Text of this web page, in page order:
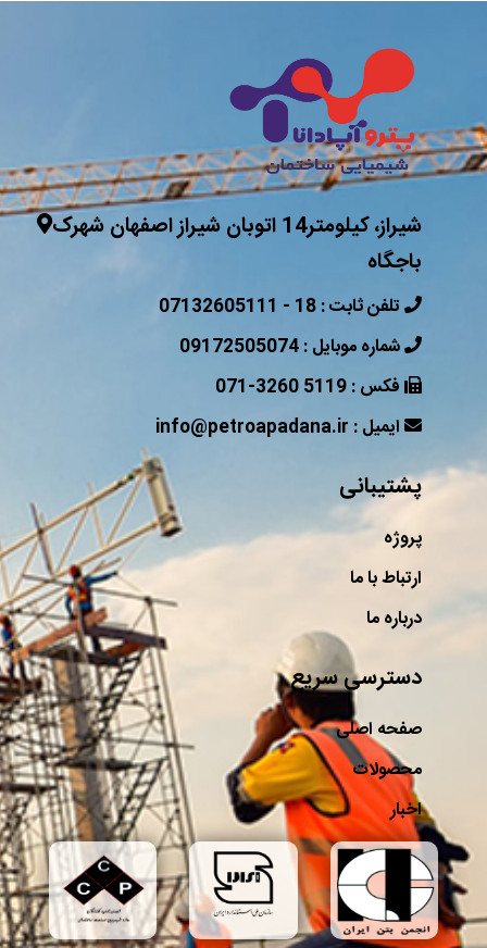
شیراز، کیلومتر14 اتوبان شیراز اصفهان شهرک
باجگاه
پشتیبانی
پروژه
ارتباط با ما
درباره ما
دسترسی سریع
صفحه اصلی
محصولات
اخبار